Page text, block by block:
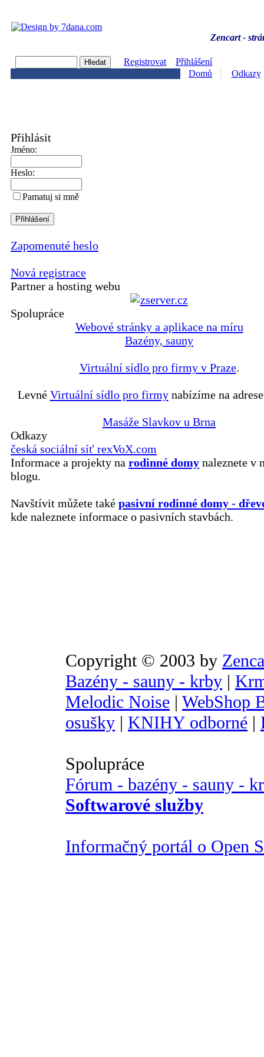
Zencart -
Registrovat
Přihlášení
Domů
Odkazy
Přihlásit
Jméno:
Heslo:
Pamatuj si mně
Zapomenuté heslo
Nová registrace
Partner a hosting webu
Spolupráce
Webové stránky a aplikace na míru
Bazény, sauny
Virtuální sídlo pro firmy v Praze.
Levné Virtuální sídlo pro firmynabízíme na
Masáže Slavkov u Brna
Odkazy
česká sociální síť rexVoX.com
Informace a projekty na rodinné domy naleznete v
blogu.
Navštívit můžete také pasivní rodinné domy -
kde naleznete informace o pasivních stavbách.
Copyright © 2003 by
Bazény - sauny - krby |
Melodic Noise | WebShop
osušky | KNIHY odborné |
Spolupráce
Fórum - bazény - sauny -
Softwarové služby
Informačný portál o Open